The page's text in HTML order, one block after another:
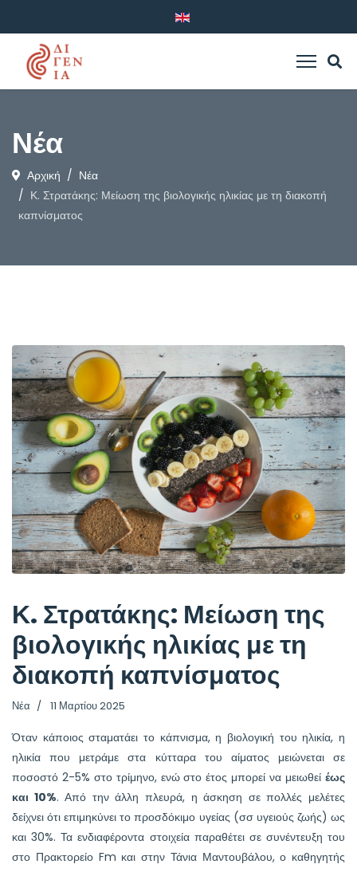
Νέα
Αρχική
Νέα
Κ. Στρατάκης: Μείωση της βιολογικής ηλικίας με τη διακοπή
καπνίσματος
Κ. Στρατάκης: Μείωση της
βιολογικής ηλικίας με τη
διακοπή καπνίσματος
Νέα 11 Μαρτίου 2025
Όταν κάποιος σταματάει το κάπνισμα, η βιολογική του ηλικία, η
ηλικία που μετράμε στα κύτταρα του αίματος μειώνεται σε
ποσοστό 2-5% στο τρίμηνο, ενώ στο έτος μπορεί να μειωθεί έως
και 10%. Από την άλλη πλευρά, η άσκηση σε πολλές μελέτες
δείχνει ότι επιμηκύνει το προσδόκιμο υγείας (σσ υγειούς ζωής) ως
και 30%. Τα ενδιαφέροντα στοιχεία παραθέτει σε συνέντευξη του
στο Πρακτορείο Fm και στην Τάνια Μαντουβάλου, ο καθηγητής